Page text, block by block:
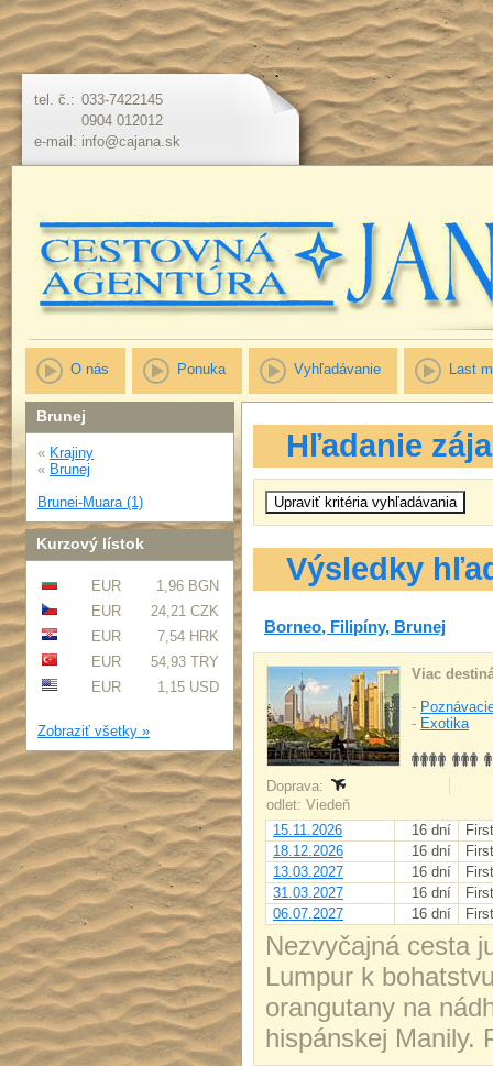
tel. č.: 033-7422145
0904 012012
e-mail: info@cajana.sk
O nás Ponuka Vyhľadávanie Last
Brunej
« Krajiny
« Brunej
Brunei-Muara (1)
Kurzový lístok
EUR
1,96 BGN
EUR
24,21 CZK
EUR
7,54 HRK
EUR
54,93 TRY
EUR
1,15 USD
Zobraziť všetky »
Hľadanie
Výsledky
Borneo, Filipíny, Brunej
Viac
-
- Exotika
Doprava:
odlet: Viedeň
15.11.2026
16 dní
18.12.2026
16 dní
13.03.2027
16 dní
31.03.2027
16 dní
06.07.2027
16 dní
Nezvyčajná cesta
Lumpur k
orangutany na
hispánskej Manily.